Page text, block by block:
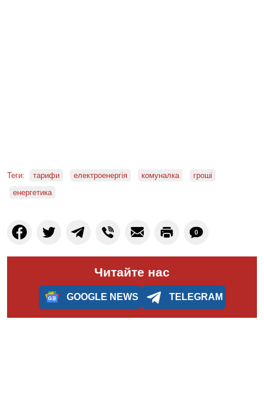
Теги: тарифи електроенергія комуналка
гроші
енергетика
0
Читайте нас
GOOGLE NEWS TELEGRAM